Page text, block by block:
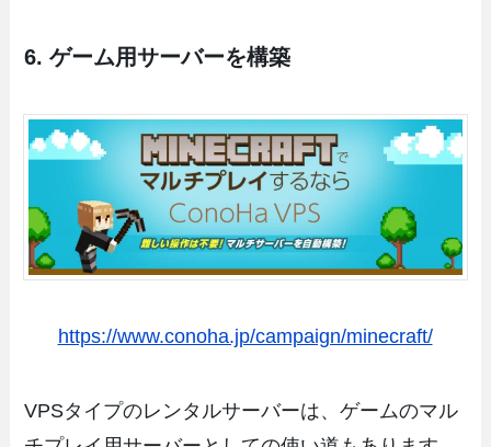
6. ゲーム用サーバーを構築
https://www.conoha.jp/campaign/minecraft/
VPSタイプのレンタルサーバーは、ゲームのマル